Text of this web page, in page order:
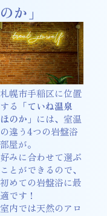
のか」
札幌市手稲区に位置
する「ていね温泉
ほのか 」には、室温
の違う4つの岩盤浴
部屋が。
好みに合わせて選ぶ
ことができるので、
初めての岩盤浴に最
適です！
室内では天然のアロ